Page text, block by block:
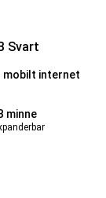
Svart
mobilt internet
minne